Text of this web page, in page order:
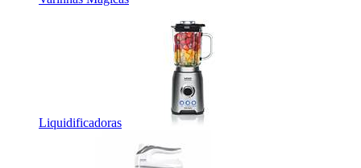
Liquidificadoras